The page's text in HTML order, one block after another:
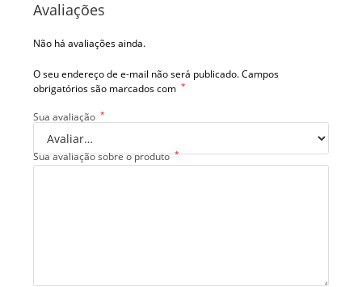
Avaliações
Não há avaliações ainda.
O seu endereço de e-mail não será publicado.Campos
obrigatórios são marcados com *
Sua avaliação *
Sua avaliação sobre o produto *